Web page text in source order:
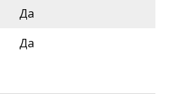
Да
Да